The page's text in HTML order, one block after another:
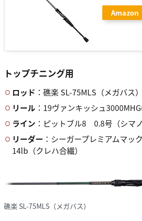
Amazon
トップチニング用
ロッド ：礁楽 SL-75MLS（メガバス）
リール ：19ヴァンキッシュ
ライン ：ピットブル8 0.8号（シマノ
リーダー ：シーガープレミアムマッ
14lb（クレハ合繊）
礁楽 SL-75MLS（メガバス）